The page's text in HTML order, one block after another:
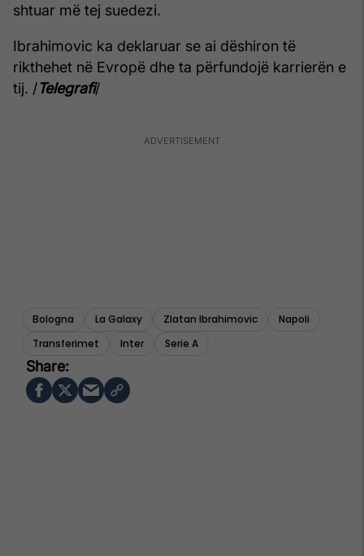
shtuar më tej suedezi.
Ibrahimovic ka deklaruar se ai dëshiron të
rikthehet në Evropë dhe ta përfundojë karrierën e
tij. /Telegrafi/
Bologna La Galaxy Zlatan Ibrahimovic
Napoli
Transferimet
Inter Serie A